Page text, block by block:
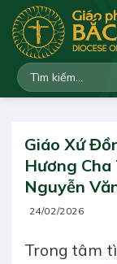
qua
dung
Giáo Xứ
Hương
Nguyễn
24/02/2026
Trong tâm